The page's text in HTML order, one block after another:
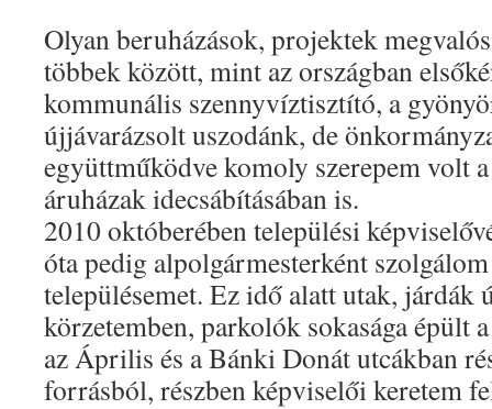
Olyan beruházások, projektek
többek között, mint az országban
kommunális szennyvíztisztító, a
újjávarázsolt uszodánk, de
együttműködve komoly szerepem volt
áruházak idecsábításában is.
2010 októberében települési
óta pedig alpolgármesterként
településemet. Ez idő alatt utak, járdák
körzetemben, parkolók sokasága épült
az Április és a Bánki Donát utcákban
forrásból, részben képviselői keretem